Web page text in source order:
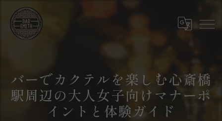
バーでカクテルを楽しむ心斎橋
駅周辺の大人女子向けマナーポ
イントと体験ガイド